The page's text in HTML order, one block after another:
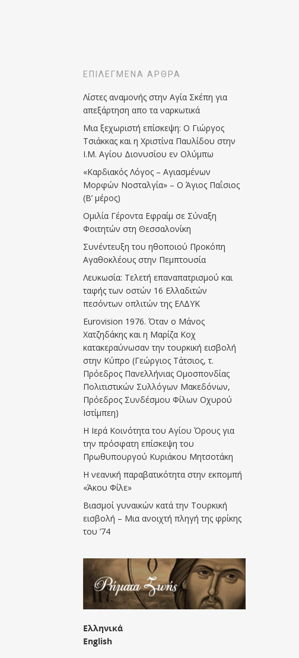
ΕΠΙΛΕΓΜΈΝΑ ΆΡΘΡΑ
Λίστες αναμονής στην Αγία Σκέπη για
απεξάρτηση απο τα ναρκωτικά
Μια ξεχωριστή επίσκεψη: Ο Γιώργος
Τσιάκκας και η Χριστίνα Παυλίδου στην
Ι.Μ. Αγίου Διονυσίου εν Ολύμπω
«Καρδιακός Λόγος – Αγιασμένων
Μορφών Νοσταλγία» – Ο Άγιος Παΐσιος
(Β’ μέρος)
Ομιλία Γέροντα Εφραίμ σε Σύναξη
Φοιτητών στη Θεσσαλονίκη
Συνέντευξη του ηθοποιού Προκόπη
Αγαθοκλέους στην Πεμπτουσία
Λευκωσία: Τελετή επαναπατρισμού και
ταφής των οστών 16 Ελλαδιτών
πεσόντων οπλιτών της ΕΛΔΥΚ
Eurovision 1976. Όταν ο Μάνος
Χατζηδάκης και η Μαρίζα Κοχ
κατακεραύνωσαν την τουρκική εισβολή
στην Κύπρο (Γεώργιος Τάτσιος, τ.
Πρόεδρος Πανελλήνιας Ομοσπονδίας
Πολιτιστικών Συλλόγων Μακεδόνων,
Πρόεδρος Συνδέσμου Φίλων Οχυρού
Ιστίμπεη)
Η Ιερά Κοινότητα του Αγίου Όρους για
την πρόσφατη επίσκεψη του
Πρωθυπουργού Κυριάκου Μητσοτάκη
Η νεανική παραβατικότητα στην εκπομπή
«Άκου Φίλε»
Βιασμοί γυναικών κατά την Τουρκική
εισβολή – Μια ανοιχτή πληγή της φρίκης
του ’74
Ελληνικά
English